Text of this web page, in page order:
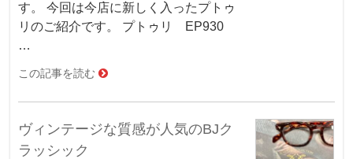
す。 今回は今店に新しく入ったプトゥ
リのご紹介です。 プトゥリ EP930
…
この記事を読む
ヴィンテージな質感が人気のBJク
ラッシック